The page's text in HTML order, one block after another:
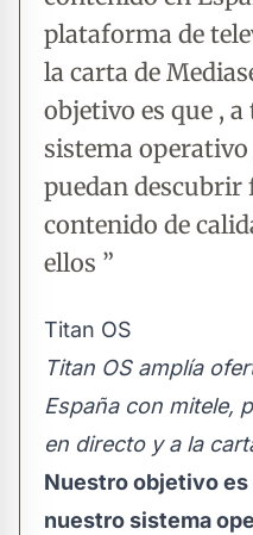
plataforma de
la carta de
objetivo es que ,
sistema
puedan descubrir
contenido de
ellos ”
Titan OS
Titan OS amplía
España con mitele,
en directo y a la
Nuestro objetivo es
nuestro sistema